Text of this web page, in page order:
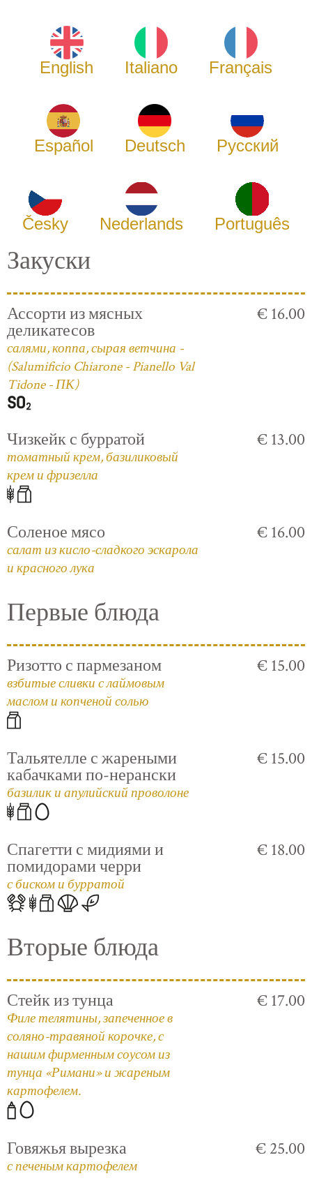
English Italiano Français
Español Deutsch Русский
Česky Nederlands Português
Закуски
Ассорти из мясных
деликатесов
салями, коппа, сырая ветчина -
(Salumificio Chiarone - Pianello Val
Tidone - ПК)
€ 16.00
Чизкейк с бурратой
томатный крем, базиликовый
крем и фризелла
€ 13.00
Соленое мясо
салат из кисло-сладкого эскарола
и красного лука
€ 16.00
Первые блюда
Ризотто с пармезаном
взбитые сливки с лаймовым
маслом и копченой солью
€ 15.00
Тальятелле с жареными
кабачками по-нерански
базилик и апулийский проволоне
€ 15.00
Спагетти с мидиями и
помидорами черри
с биском и бурратой
€ 18.00
Вторые блюда
Стейк из тунца
Филе телятины, запеченное в
соляно-травяной корочке, с
нашим фирменным соусом из
тунца «Римани» и жареным
картофелем.
€ 17.00
Говяжья вырезка
с печеным картофелем
€ 25.00